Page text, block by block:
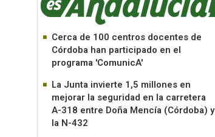
Cerca de 100 centros docentes de
Córdoba han participado en el
programa 'ComunicA'
La Junta invierte 1,5 millones en
mejorar la seguridad en la carretera
A-318 entre Doña Mencía (Córdoba) y
la N-432